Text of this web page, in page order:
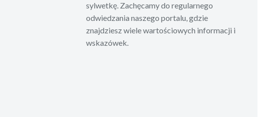
sylwetkę. Zachęcamy do regularnego
odwiedzania naszego portalu, gdzie
znajdziesz wiele wartościowych informacji i
wskazówek.